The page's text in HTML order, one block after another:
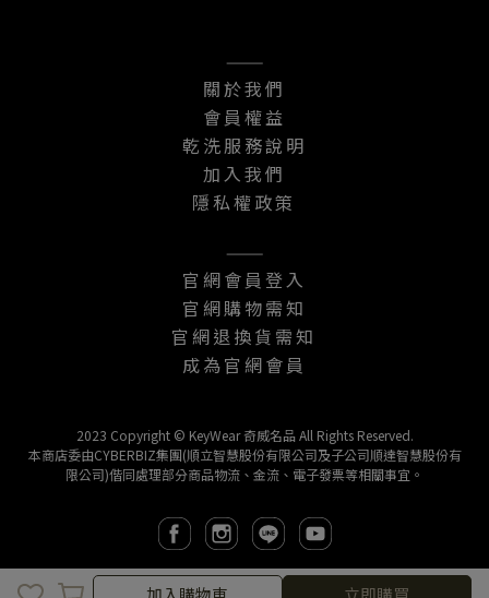
取消 完成
———
關於我們
會員權益
乾洗服務說明
加入我們
隱私權政策
———
官網會員登入
官網購物需知
官網退換貨需知
成為官網會員
2023 Copyright © KeyWear 奇威名品 All Rights Reserved.
本商店委由CYBERBIZ集團(順立智慧股份有限公司及子公司順達智慧股份有
限公司)偕同處理部分商品物流、金流、電子發票等相關事宜。